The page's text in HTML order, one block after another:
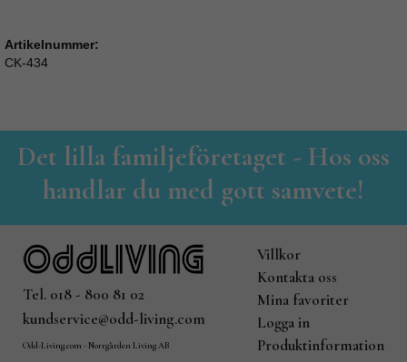
Artikelnummer:
CK-434
Det lilla familjeföretaget - Hos oss
handlar du med gott samvete!
Tel. 018 - 800 81 02
kundservice@odd-living.com
Odd-Living.com - Norrgården Living AB
Villkor
Kontakta oss
Mina favoriter
Logga in
Produktinformation